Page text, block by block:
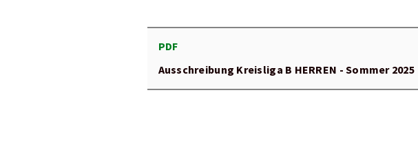
PDF
Ausschreibung Kreisliga B HERREN - Sommer 2025